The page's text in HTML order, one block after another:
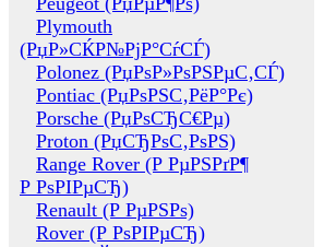
Plymouth
(РџР»СЌР№РјР°СѓСЃ)
Polonez (РџРѕР»РѕРЅРµС‚СЃ)
Pontiac (РџРѕРЅС‚РёР°Рє)
Porsche (РџРѕСЂС€Рµ)
Proton (РџСЂРѕС‚РѕРЅ)
Range Rover (Р РµРЅРґР¶
Р РѕРІРµСЂ)
Renault (Р РµРЅРѕ)
Rover (Р РѕРІРµСЂ)